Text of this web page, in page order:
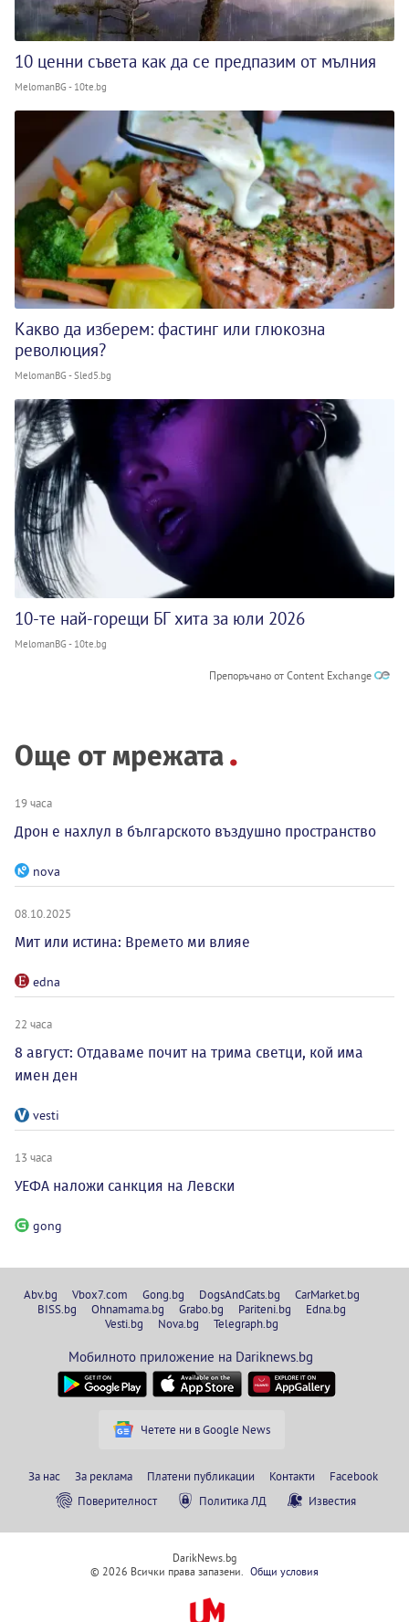
10 ценни съвета как да се предпазим от мълния
MelomanBG - 10te.bg
Какво да изберем: фастинг или глюкозна
революция?
MelomanBG - Sled5.bg
10-те най-горещи БГ хита за юли 2026
MelomanBG - 10te.bg
Препоръчано от Content Exchange
Още от мрежата
19 часа
Дрон е нахлул в българското въздушно пространство
nova
08.10.2025
Мит или истина: Времето ми влияе
edna
22 часа
8 август: Отдаваме почит на трима светци, кой има
имен ден
vesti
13 часа
УЕФА наложи санкция на Левски
gong
Abv.bg Vbox7.com Gong.bg DogsAndCats.bg
CarMarket.bg
BISS.bg
Ohnamama.bg Grabo.bg Pariteni.bg
Edna.bg
Vesti.bg
Nova.bg Telegraph.bg
Мобилното приложение на Dariknews.bg
Четете ни в Google News
За нас За реклама Платени публикации Контакти
Facebook
Поверителност
Политика ЛД Известия
DarikNews.bg
© 2026 Всички права запазени.
Общи условия